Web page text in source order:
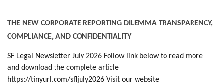
THE NEW CORPORATE REPORTING DILEMMA TRANSPARENCY,
COMPLIANCE, AND CONFIDENTIALITY
SF Legal Newsletter July 2026 Follow link below to read more
and download the complete article
https://tinyurl.com/sfljuly2026 Visit our website